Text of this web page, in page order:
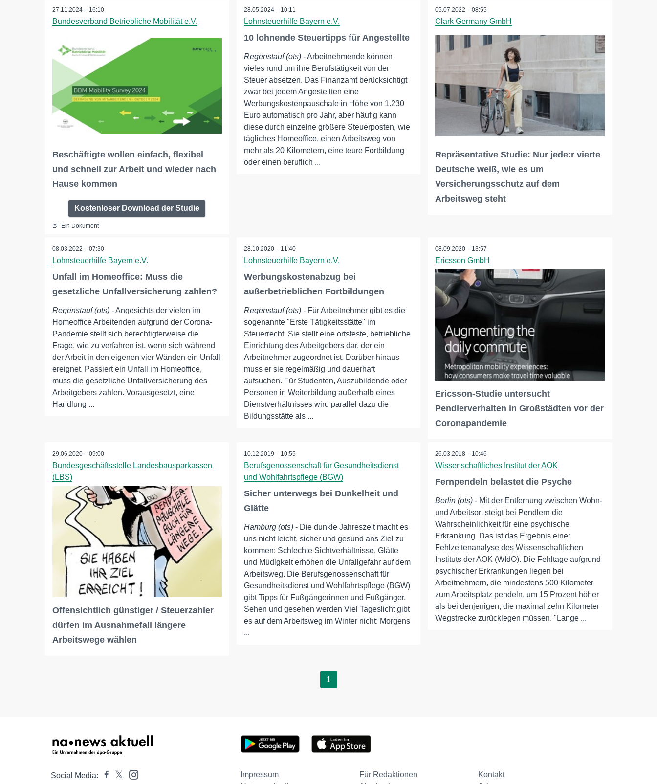
27.11.2024 – 16:10
Bundesverband Betriebliche Mobilität e.V.
Beschäftigte wollen einfach, flexibel
und schnell zur Arbeit und wieder nach
Hause kommen
Kostenloser Download der Studie
Ein Dokument
28.05.2024 – 10:11
Lohnsteuerhilfe Bayern e.V.
10 lohnende Steuertipps für Angestellte
Regenstauf (ots)- Arbeitnehmende können
vieles rund um ihre Berufstätigkeit von der
Steuer absetzen. Das Finanzamt berücksichtigt
zwar bei jedem Angestellten eine
Werbungskostenpauschale in Höhe von 1.230
Euro automatisch pro Jahr, aber häufig kann
diese durch einzelne größere Steuerposten, wie
tägliches Homeoffice, einen Arbeitsweg von
mehr als 20 Kilometern, eine teure Fortbildung
oder einen beruflich ...
05.07.2022 – 08:55
Clark Germany GmbH
Repräsentative Studie: Nur jede:r vierte
Deutsche weiß, wie es um
Versicherungsschutz auf dem
Arbeitsweg steht
08.03.2022 – 07:30
Lohnsteuerhilfe Bayern e.V.
Unfall im Homeoffice: Muss die
gesetzliche Unfallversicherung zahlen?
Regenstauf (ots) - Angesichts der vielen im
Homeoffice Arbeitenden aufgrund der Corona-
Pandemie stellt sich berechtigterweise die
Frage, wie zu verfahren ist, wenn sich während
der Arbeit in den eigenen vier Wänden ein Unfall
ereignet. Passiert ein Unfall im Homeoffice,
muss die gesetzliche Unfallversicherung des
Arbeitgebers zahlen. Vorausgesetzt, eine
Handlung ...
28.10.2020 – 11:40
Lohnsteuerhilfe Bayern e.V.
Werbungskostenabzug bei
außerbetrieblichen Fortbildungen
Regenstauf (ots)- Für Arbeitnehmer gibt es die
sogenannte "Erste Tätigkeitsstätte" im
Steuerrecht. Sie stellt eine ortsfeste, betriebliche
Einrichtung des Arbeitgebers dar, der ein
Arbeitnehmer zugeordnet ist. Darüber hinaus
muss er sie regelmäßig und dauerhaft
aufsuchen. Für Studenten, Auszubildende oder
Personen in Weiterbildung außerhalb eines
Dienstverhältnisses wird parallel dazu die
Bildungsstätte als ...
08.09.2020 – 13:57
Ericsson GmbH
Ericsson-Studie untersucht
Pendlerverhalten in Großstädten vor der
Coronapandemie
29.06.2020 – 09:00
Bundesgeschäftsstelle Landesbausparkassen
(LBS)
Offensichtlich günstiger / Steuerzahler
dürfen im Ausnahmefall längere
Arbeitswege wählen
10.12.2019 – 10:55
Berufsgenossenschaft für Gesundheitsdienst
und Wohlfahrtspflege (BGW)
Sicher unterwegs bei Dunkelheit und
Glätte
Hamburg (ots)- Die dunkle Jahreszeit macht es
uns nicht leicht, sicher und gesund ans Ziel zu
kommen: Schlechte Sichtverhältnisse, Glätte
und Müdigkeit erhöhen die Unfallgefahr auf dem
Arbeitsweg. Die Berufsgenossenschaft für
Gesundheitsdienst und Wohlfahrtspflege (BGW)
gibt Tipps für Fußgängerinnen und Fußgänger.
Sehen und gesehen werden Viel Tageslicht gibt
es auf dem Arbeitsweg im Winter nicht: Morgens
...
26.03.2018 – 10:46
Wissenschaftliches Institut der AOK
Fernpendeln belastet die Psyche
Berlin (ots) - Mit der Entfernung zwischen Wohn-
und Arbeitsort steigt bei Pendlern die
Wahrscheinlichkeit für eine psychische
Erkrankung. Das ist das Ergebnis einer
Fehlzeitenanalyse des Wissenschaftlichen
Instituts der AOK (WIdO). Die Fehltage aufgrund
psychischer Erkrankungen liegen bei
Arbeitnehmern, die mindestens 500 Kilometer
zum Arbeitsplatz pendeln, um 15 Prozent höher
als bei denjenigen, die maximal zehn Kilometer
Wegstrecke zurücklegen müssen. "Lange ...
1
Social Media: Impressum Für Redaktionen
Kontakt